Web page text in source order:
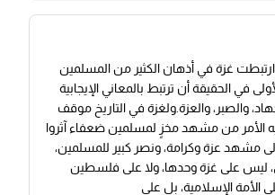
ارتبطت غزة في أذهان الكثير من المسلمين
في الحقيقة أن ترتبط بالمعاني الإيجابية
والصبر، والعزة.ولغزة في التاريخ موقف
الأمر من مشهد مخزٍ لمسلمين ضعفاء آثروا
إلى مشهد عزة وكرامة، ونصر كبير للمسلمين،
ليس على غزة وحدها، ولا على فلسطين
الإسلامية، بل على